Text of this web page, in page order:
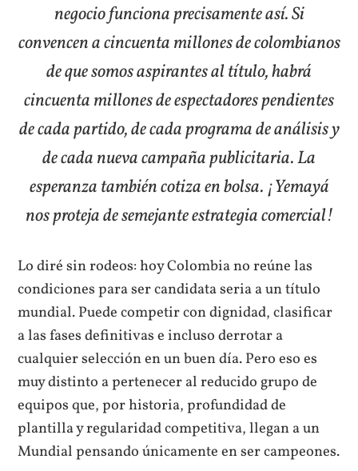
negocio funciona precisamente así. Si
convencen a cincuenta millones de colombianos
de que somos aspirantes al título, habrá
cincuenta millones de espectadores pendientes
de cada partido, de cada programa de análisis y
de cada nueva campaña publicitaria. La
esperanza también cotiza en bolsa. ¡Yemayá
nos proteja de semejante estrategia comercial!
Lo diré sin rodeos: hoy Colombia no reúne las
condiciones para ser candidata seria a un título
mundial. Puede competir con dignidad, clasificar
a las fases definitivas e incluso derrotar a
cualquier selección en un buen día. Pero eso es
muy distinto a pertenecer al reducido grupo de
equipos que, por historia, profundidad de
plantilla y regularidad competitiva, llegan a un
Mundial pensando únicamente en ser campeones.